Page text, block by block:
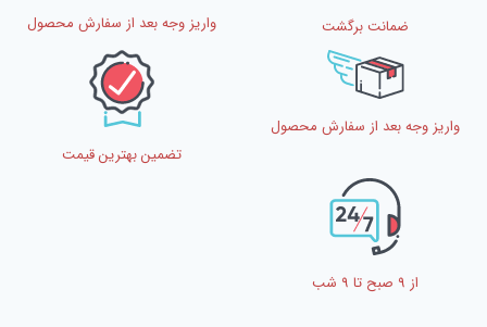
ضمانت برگشت واریز وجه بعد از سفارش محصول
واریز وجه بعد از سفارش محصول
تضمین بهترین قیمت
از 9 صبح تا 9 شب